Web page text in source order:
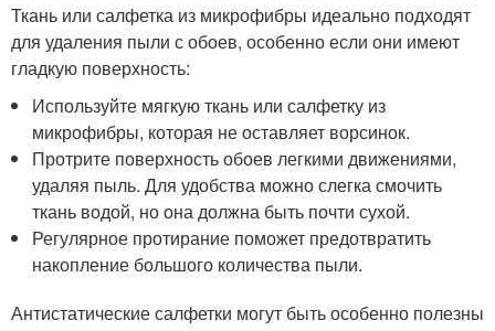
Ткань или салфетка из микрофибры идеально подходят
для удаления пыли с обоев, особенно если они имеют
гладкую поверхность:
Используйте мягкую ткань или салфетку из
микрофибры, которая не оставляет ворсинок.
Протрите поверхность обоев легкими движениями,
удаляя пыль. Для удобства можно слегка смочить
ткань водой, но она должна быть почти сухой.
Регулярное протирание поможет предотвратить
накопление большого количества пыли.
Антистатические салфетки могут быть особенно полезны